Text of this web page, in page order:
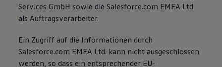
Services GmbH sowie die Salesforce.com EMEA Ltd.
als Auftragsverarbeiter.
Ein Zugriff auf die Informationen durch
Salesforce.com EMEA Ltd. kann nicht ausgeschlossen
werden, so dass ein entsprechender EU-